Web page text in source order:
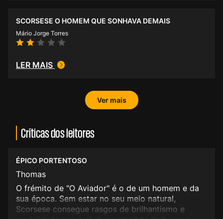
SCORSESE O HOMEM QUE SONHAVA DEMAIS
Mário Jorge Torres
LER MAIS
Ver mais
Críticas dos leitores
ÉPICO PORTENTOSO
Thomas
O frémito de "O Aviador" é o de um homem e da
sua época. Sem estar no seu meio natural,
Scorsese consegue rasgos de brilhantismo e